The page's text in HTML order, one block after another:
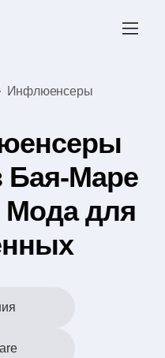
Инфлюенсеры
Бая-Маре
Мода для